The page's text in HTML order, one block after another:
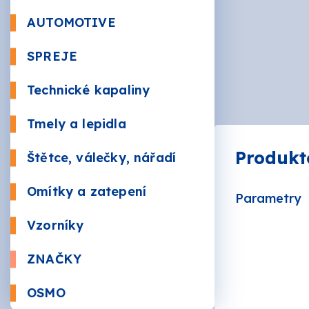
AUTOMOTIVE
SPREJE
Plnič
Technické kapaliny
Tmely a lepidla
Štětce, válečky, nářadí
Omítky a zatepení Mozaiky
Vzorníky
ZNAČKY
OSMO
Parametry